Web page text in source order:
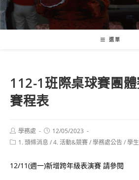
選單
112-1班際桌球賽團
賽程表
Post
author:
學務處
Post
published:
12/05/2023
Post1. 頭條消息 /4. 活動&競賽/學務處公告/學
12/11(週一)新增跨年級表演賽 請參閱